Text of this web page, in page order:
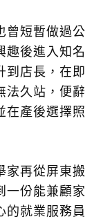
曾短暫做過公
趣後進入知名
到店長，在即
法久站，便辭
在產後選擇照
家再從屏東搬
一份能兼顧家
的就業服務員